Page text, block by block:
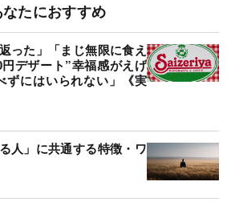
なたにおすすめ
った」「まじ無限に食え
デザート”幸福感がえげ
ずにはいられない」《実
人」に共通する特徴・ワ